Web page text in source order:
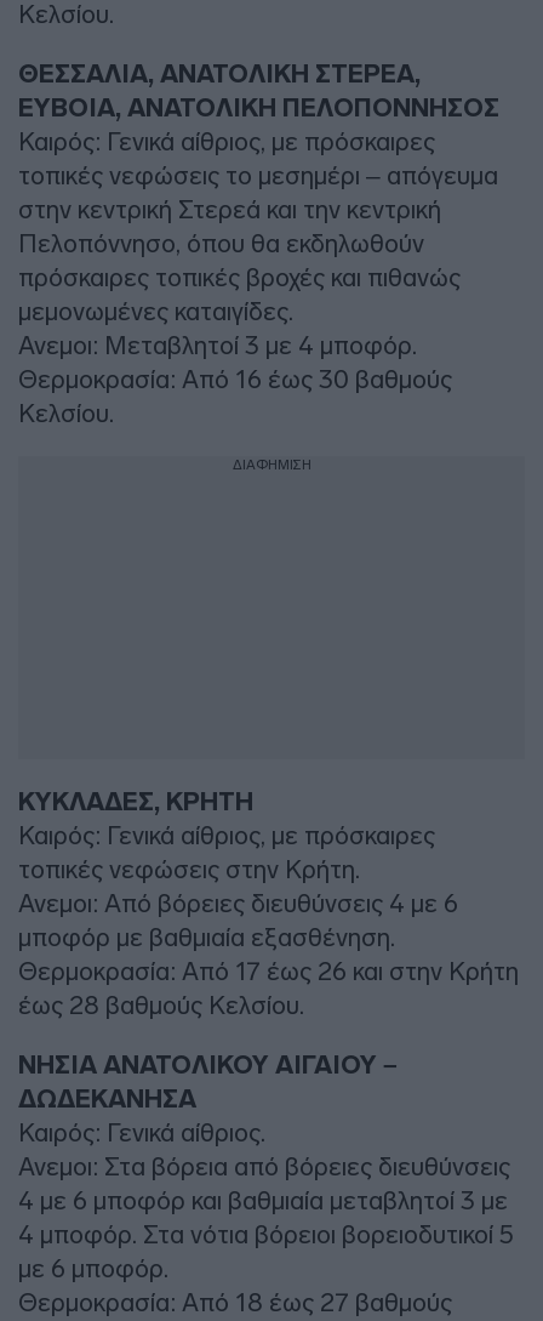
Κελσίου.
ΘΕΣΣΑΛΙΑ, ΑΝΑΤΟΛΙΚΗ ΣΤΕΡΕΑ,
ΕΥΒΟΙΑ, ΑΝΑΤΟΛΙΚΗ ΠΕΛΟΠΟΝΝΗΣΟΣ
Καιρός: Γενικά αίθριος, με πρόσκαιρες
τοπικές νεφώσεις το μεσημέρι – απόγευμα
στην κεντρική Στερεά και την κεντρική
Πελοπόννησο, όπου θα εκδηλωθούν
πρόσκαιρες τοπικές βροχές και πιθανώς
μεμονωμένες καταιγίδες.
Ανεμοι: Μεταβλητοί 3 με 4 μποφόρ.
Θερμοκρασία: Από 16 έως 30 βαθμούς
Κελσίου.
ΔΙΑΦΗΜΙΣΗ
ΚΥΚΛΑΔΕΣ, ΚΡΗΤΗ
Καιρός: Γενικά αίθριος, με πρόσκαιρες
τοπικές νεφώσεις στην Κρήτη.
Ανεμοι: Από βόρειες διευθύνσεις 4 με 6
μποφόρ με βαθμιαία εξασθένηση.
Θερμοκρασία: Από 17 έως 26 και στην Κρήτη
έως 28 βαθμούς Κελσίου.
ΝΗΣΙΑ ΑΝΑΤΟΛΙΚΟΥ ΑΙΓΑΙΟΥ –
ΔΩΔΕΚΑΝΗΣΑ
Καιρός: Γενικά αίθριος.
Ανεμοι: Στα βόρεια από βόρειες διευθύνσεις
4 με 6 μποφόρ και βαθμιαία μεταβλητοί 3 με
4 μποφόρ. Στα νότια βόρειοι βορειοδυτικοί 5
με 6 μποφόρ.
Θερμοκρασία: Από 18 έως 27 βαθμούς